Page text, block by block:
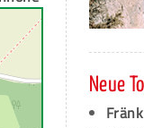
Neue